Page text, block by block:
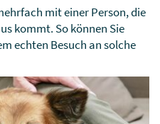
mit einer Person, die
kommt. So können Sie
echten Besuch an solche